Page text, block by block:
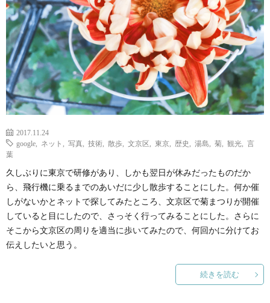
2017.11.24
google
ネット 写真 技術 散歩 文京区 東京 歴史 湯島 菊 観光
言
葉
久しぶりに東京で研修があり、しかも翌日が休みだったものだか
ら、飛行機に乗るまでのあいだに少し散歩することにした。何か催
しがないかとネットで探してみたところ、文京区で菊まつりが開催
していると目にしたので、さっそく行ってみることにした。さらに
そこから文京区の周りを適当に歩いてみたので、何回かに分けてお
伝えしたいと思う。
続きを読む